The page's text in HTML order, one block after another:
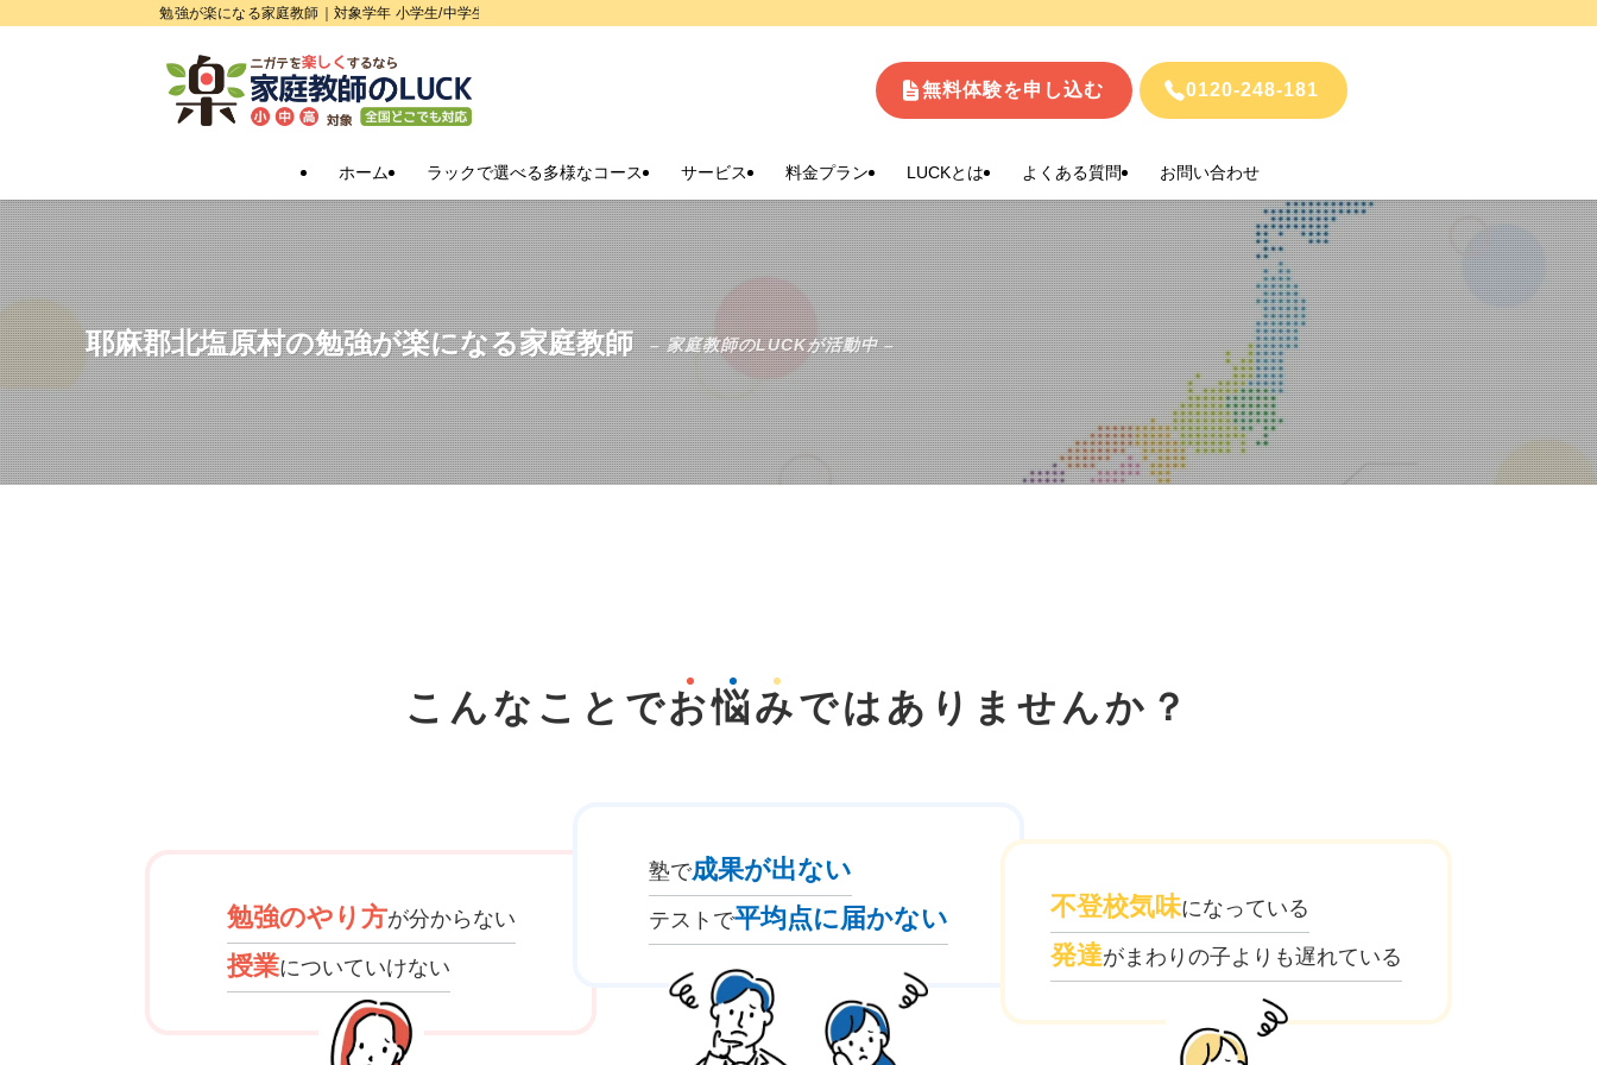
勉強が楽になる家庭教師｜対象学年 小学生/中学生/高校生
ホーム ラックで選べる多様なコース サービス 料金プラン LUCKとは よくある質問 お問い合わせ
無料体験を申し込む 0120-248-181
耶麻郡北塩原村の勉強が楽になる家庭教師 – 家庭教師のLUCKが活動中 –
こんなことでお悩みでは ありませんか？
勉強のやり方が分からない
授業についていけない
塾で成果が出ない
テストで平均点に届かない 不登校気味になっている
発達がまわりの子よりも遅れている